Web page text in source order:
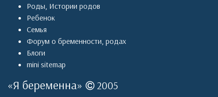
Роды, Истории родов
Ребенок
Семья
Форум о бременности, родах
Блоги
mini sitemap
«Я беременна» 2005